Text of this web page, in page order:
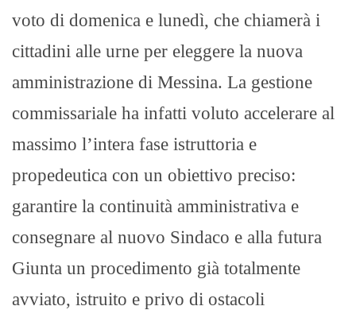
voto di domenica e lunedì, che chiamerà i
cittadini alle urne per eleggere la nuova
amministrazione di Messina. La gestione
commissariale ha infatti voluto accelerare al
massimo l’intera fase istruttoria e
propedeutica con un obiettivo preciso:
garantire la continuità amministrativa e
consegnare al nuovo Sindaco e alla futura
Giunta un procedimento già totalmente
avviato, istruito e privo di ostacoli